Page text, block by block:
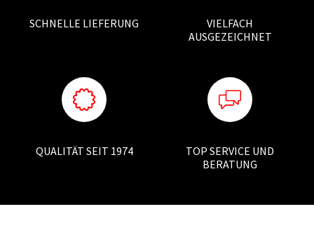
SCHNELLE LIEFERUNG
VIELFACH
AUSGEZEICHNET
QUALITÄT SEIT 1974
TOP SERVICE UND
BERATUNG